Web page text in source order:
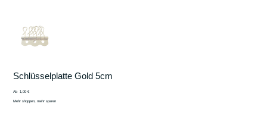
Schlüsselplatte Gold 5cm
Ab Preis
1,00 €
Mehr shoppen, mehr sparen